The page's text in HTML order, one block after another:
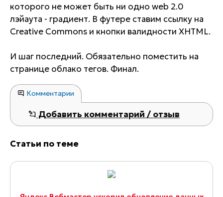
которого не может быть ни одно web 2.0
лэйаута - градиент. В футере ставим ссылку на
Creative Commons и кнопки валидности XHTML.
И шаг последний. Обязательно поместить на
странице облако тегов. Финал.
Комментарии
Добавить комментарий / отзыв
Статьи по теме